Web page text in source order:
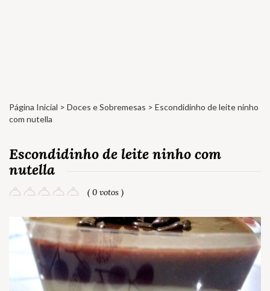
Página Inicial > Doces e Sobremesas > Escondidinho de leite ninho
com nutella
Escondidinho de leite ninho com
nutella
( 0 votos )